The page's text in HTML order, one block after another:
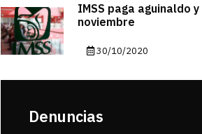
IMSS paga aguinaldo
noviembre
30/10/2020
Denuncias